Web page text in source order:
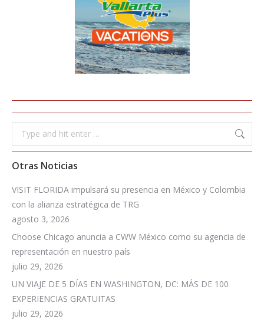
Search:
Otras Noticias
VISIT FLORIDA impulsará su presencia en México y Colombia
con la alianza estratégica de TRG
agosto 3, 2026
Choose Chicago anuncia a CWW México como su agencia de
representación en nuestro país
julio 29, 2026
UN VIAJE DE 5 DÍAS EN WASHINGTON, DC: MÁS DE 100
EXPERIENCIAS GRATUITAS
julio 29, 2026